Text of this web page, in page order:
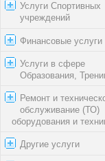
Услуги Спортивных
учреждений
Финансовые услуги
Услуги в сфере
Образования,
Ремонт и
обслуживание (ТО)
оборудования и
Другие услуги